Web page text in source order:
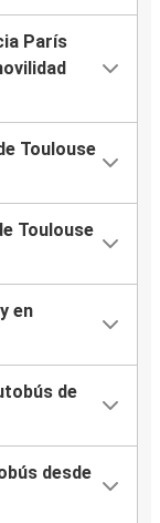
París
Toulouse
Toulouse
en
de
desde